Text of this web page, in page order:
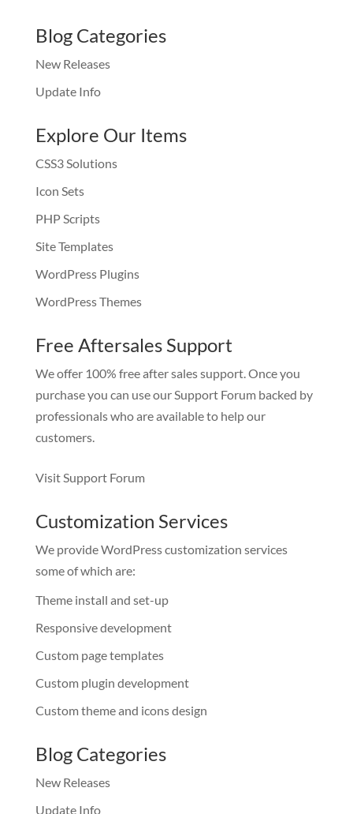
Blog Categories
New Releases
Update Info
Explore Our Items
CSS3 Solutions
Icon Sets
PHP Scripts
Site Templates
WordPress Plugins
WordPress Themes
Free Aftersales Support
We offer 100% free after sales support. Once you
purchase you can use ourSupport Forumbacked by
professionals who are available to help our
customers.
Visit Support Forum
Customization Services
We provide WordPress customization services
some of which are:
Theme install and set-up
Responsive development
Custom page templates
Custom plugin development
Custom theme and icons design
Blog Categories
New Releases
Update Info